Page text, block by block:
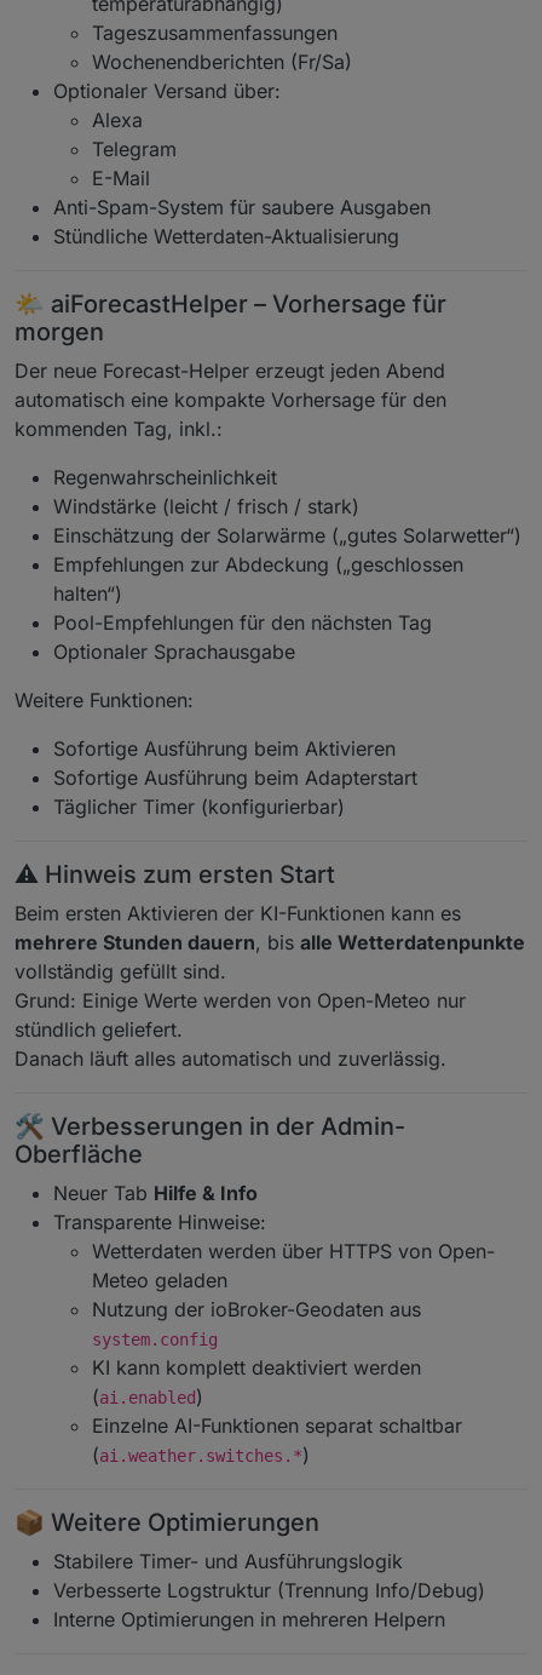
Tageszusammenfassungen
Wochenendberichten (Fr/Sa)
Optionaler Versand über:
Alexa
Telegram
E-Mail
Anti-Spam-System für saubere Ausgaben
Stündliche Wetterdaten-Aktualisierung
🌤️ aiForecastHelper – Vorhersage für
morgen
Der neue Forecast-Helper erzeugt jeden Abend
automatisch eine kompakte Vorhersage für den
kommenden Tag, inkl.:
Regenwahrscheinlichkeit
Windstärke (leicht / frisch / stark)
Einschätzung der Solarwärme („gutes Solarwetter“)
Empfehlungen zur Abdeckung („geschlossen
halten“)
Pool-Empfehlungen für den nächsten Tag
Optionaler Sprachausgabe
Weitere Funktionen:
Sofortige Ausführung beim Aktivieren
Sofortige Ausführung beim Adapterstart
Täglicher Timer (konfigurierbar)
⚠️ Hinweis zum ersten Start
Beim ersten Aktivieren der KI-Funktionen kann es
mehrere Stunden dauern, bis alle Wetterdatenpunkte
vollständig gefüllt sind.
Grund: Einige Werte werden von Open-Meteo nur
stündlich geliefert.
Danach läuft alles automatisch und zuverlässig.
🛠️ Verbesserungen in der Admin-
Oberfläche
Neuer Tab Hilfe & Info
Transparente Hinweise:
Wetterdaten werden über HTTPS von Open-
Meteo geladen
Nutzung der ioBroker-Geodaten aus
system.config
KI kann komplett deaktiviert werden
(ai.enabled)
Einzelne AI-Funktionen separat schaltbar
(ai.weather.switches.*)
📦 Weitere Optimierungen
Stabilere Timer- und Ausführungslogik
Verbesserte Logstruktur (Trennung Info/Debug)
Interne Optimierungen in mehreren Helpern